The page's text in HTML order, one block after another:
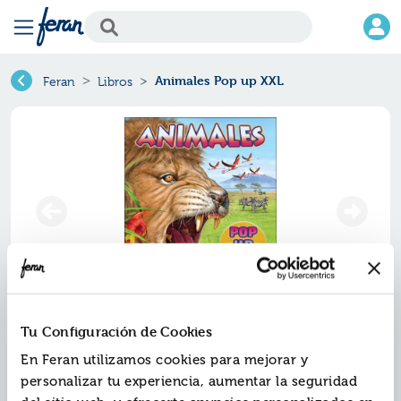
Tu Configuración de Cookies
En Feran utilizamos cookies para mejorar y
personalizar tu experiencia, aumentar la seguridad
Feran Libros Animales Pop up XXL
Animales pop up xxl
Ref. ZPA-8568791
ISBN:9788428568791